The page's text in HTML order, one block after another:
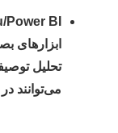
Power BI:
ابزارهای
تحلیل
می‌توانند